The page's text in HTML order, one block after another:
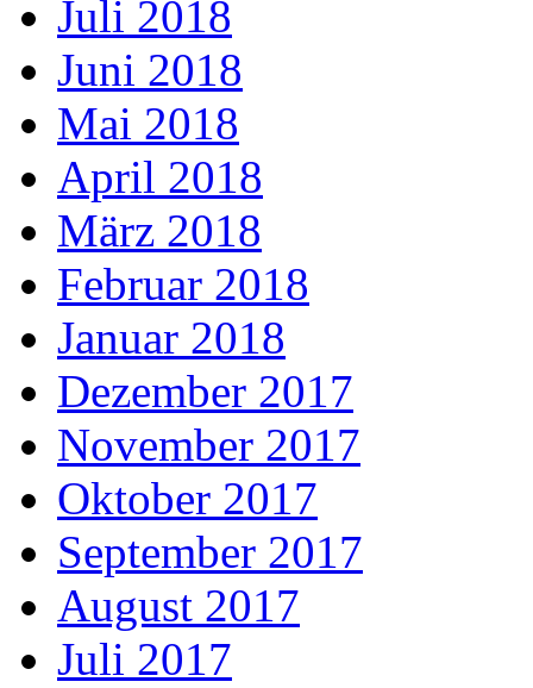
Juli 2018
Juni 2018
Mai 2018
April 2018
März 2018
Februar 2018
Januar 2018
Dezember 2017
November 2017
Oktober 2017
September 2017
August 2017
Juli 2017